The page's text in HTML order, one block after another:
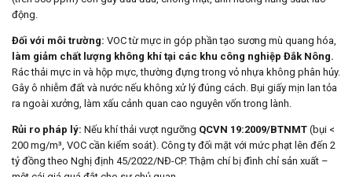
động.
Đối với môi trường: VOC từ mực in góp phần tạo sương mù quang hóa,
làm giảm chất lượng không khí tại các khu công nghiệp Đắk Nông.
Rác thải mực in và hộp mực, thường đựng trong vỏ nhựa không phân hủy.
Gây ô nhiễm đất và nước nếu không xử lý đúng cách. Bụi giấy mịn lan tỏa
ra ngoài xưởng, làm xấu cảnh quan cao nguyên vốn trong lành.
Rủi ro pháp lý: Nếu khí thải vượt ngưỡng QCVN 19:2009/BTNMT (bụi <
200 mg/m³, VOC cần kiểm soát). Công ty đối mặt với mức phạt lên đến 2
tỷ đồng theo Nghị định 45/2022/NĐ-CP. Thậm chí bị đình chỉ sản xuất –